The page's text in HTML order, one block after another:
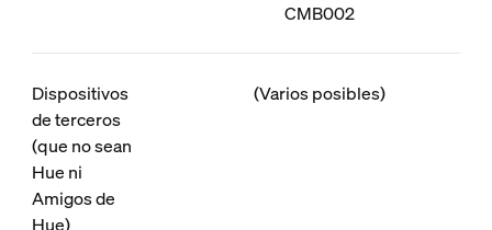
CMB002
Dispositivos
de terceros
(que no sean
Hue ni
Amigos de
Hue)
(Varios posibles)